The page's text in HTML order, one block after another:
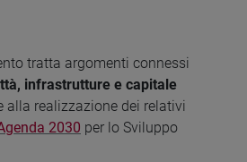
tratta argomenti connessi
infrastrutture e capitale
alla realizzazione dei relativi
2030 per lo Sviluppo